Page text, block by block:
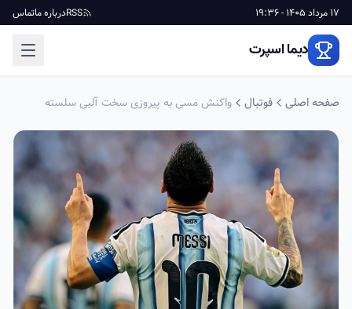
17 مرداد 1405 - 19:36 RSSدرباره ماتماس
دیما اسپرت
صفحه اصلی فوتبال واکنش مسی به پیروزی سخت آلبی سلسته